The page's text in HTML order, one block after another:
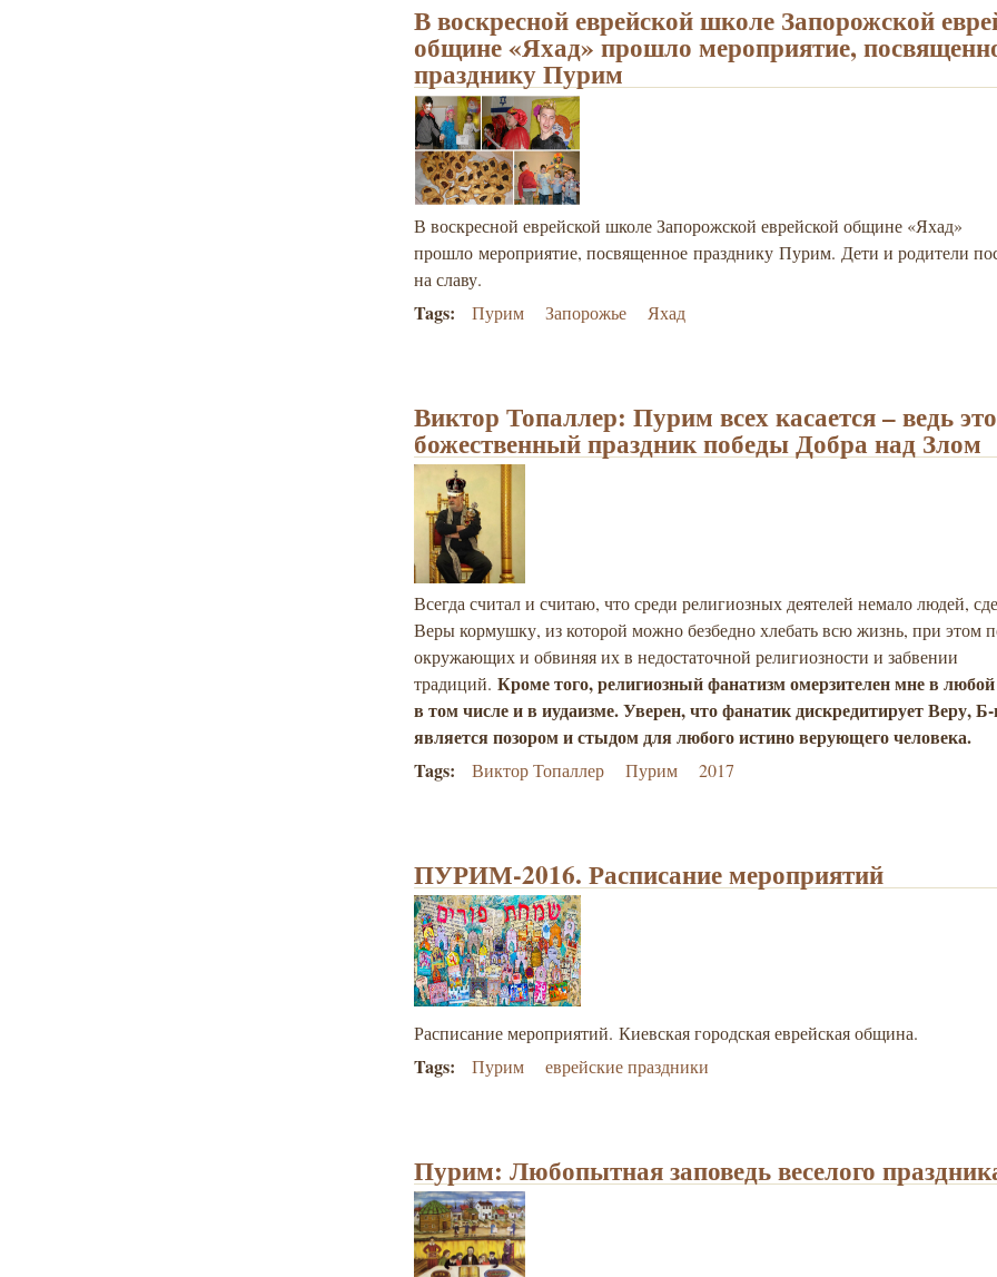
В воскресной еврейской школе Запорожской
общине «Яхад» прошло мероприятие,
празднику Пурим
В воскресной еврейской школе Запорожской еврейской общине «Яхад»
прошло мероприятие, посвященное празднику Пурим. Дети и родители
на славу.
Tags: Пурим Запорожье Яхад
Виктор Топаллер: Пурим всех касается – ведь это
божественный праздник победы Добра над Злом
Всегда считал и считаю, что среди религиозных деятелей немало людей,
Веры кормушку, из которой можно безбедно хлебать всю жизнь, при этом
окружающих и обвиняя их в недостаточной религиозности и забвении
традиций.Кроме того, религиозный фанатизм омерзителен мне в
в том числе и в иудаизме. Уверен, что фанатик дискредитирует Веру, Б-
является позором и стыдом для любого истино верующего человека.
Tags:
Виктор Топаллер Пурим 2017
ПУРИМ-2016. Расписание мероприятий
Расписание мероприятий. Киевская городская еврейская община.
Tags: Пурим еврейские праздники
Пурим: Любопытная заповедь веселого